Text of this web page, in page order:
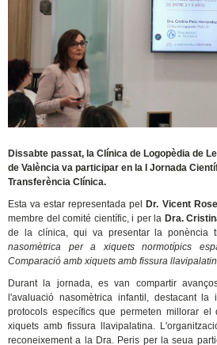
Dissabte passat, la Clínica de Logopèdia de
de València va participar en la I Jornada
Transferència Clínica.
Esta va estar representada pel
Dr. Vicent
membre del comité científic, i per la Dra.
de la clínica, qui va presentar la ponència
nasomètrica per a xiquets normotípics
Comparació amb xiquets amb fissura
Durant la jornada, es van compartir
l'avaluació nasomètrica infantil, destacant la
protocols específics que permeten millorar
xiquets amb fissura llavipalatina.
reconeixement a la Dra. Peris per la seua